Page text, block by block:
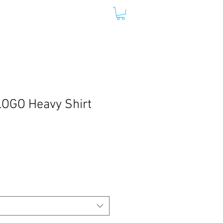
Heavy Shirt